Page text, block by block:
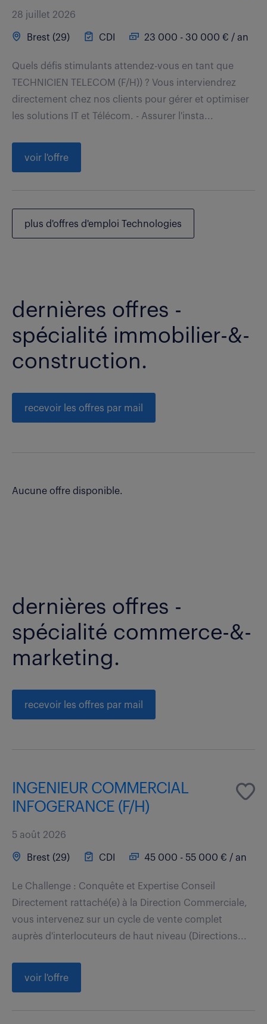
28 juillet 2026
Brest (29) CDI 23 000 - 30 000 € / an
Quels défis stimulants attendez-vous en tant que
TECHNICIEN TELECOM (F/H)) ? Vous interviendrez
directement chez nos clients pour gérer et optimiser
les solutions IT et Télécom. - Assurer l'insta...
voir l'offre
plus d'offres d'emploi Technologies
dernières offres -
spécialité immobilier-&-
construction.
recevoir les offres par mail
Aucune offre disponible.
dernières offres -
spécialité commerce-&-
marketing.
recevoir les offres par mail
INGENIEUR COMMERCIAL
INFOGERANCE (F/H)
5 août 2026
Brest (29) CDI 45 000 - 55 000 € / an
Le Challenge : Conquête et Expertise Conseil
Directement rattaché(e) à la Direction Commerciale,
vous intervenez sur un cycle de vente complet
auprès d'interlocuteurs de haut niveau (Directions...
voir l'offre